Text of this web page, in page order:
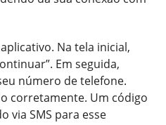
Na tela inicial,
Em seguida,
número de telefone.
corretamente. Um código
via SMS para esse